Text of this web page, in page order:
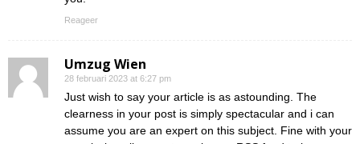
Reageer
Umzug Wien
28 februari 2023 at 6:27 pm
Just wish to say your article is as astounding. The
clearness in your post is simply spectacular and i can
assume you are an expert on this subject. Fine with your